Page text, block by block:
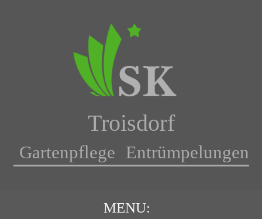
Troisdorf
Gartenpflege Entrümpelungen
MENU: